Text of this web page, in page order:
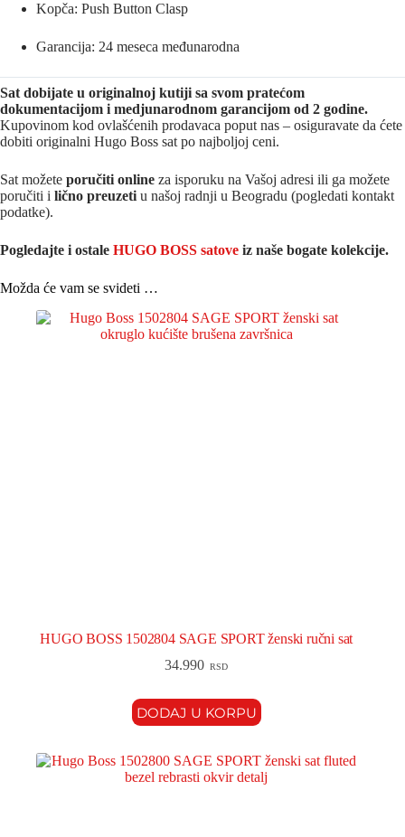
Kopča: Push Button Clasp
Garancija: 24 meseca međunarodna
Sat dobijate u originalnoj kutiji sa svom pratećom
dokumentacijom i medjunarodnom garancijom od 2 godine.
Kupovinom kod ovlašćenih prodavaca poput nas – osiguravate da ćete
dobiti originalni Hugo Boss sat po najboljoj ceni.
Sat možete poručiti online za isporuku na Vašoj adresi ili ga možete
poručiti i lično preuzeti u našoj radnji u Beogradu (pogledati kontakt
podatke).
Pogledajte i ostale HUGO BOSS satove iz naše bogate kolekcije.
Možda će vam se svideti …
HUGO BOSS 1502804 SAGE SPORT ženski ručni sat
34.990 RSD
DODAJ U KORPU